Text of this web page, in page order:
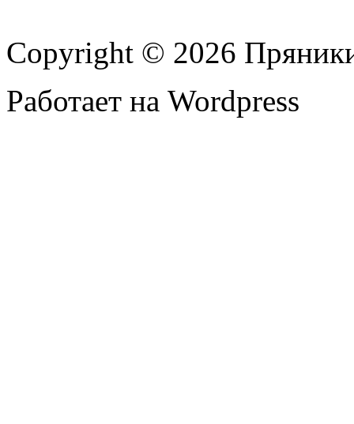
Copyright © 2026
Работает на Wordpress